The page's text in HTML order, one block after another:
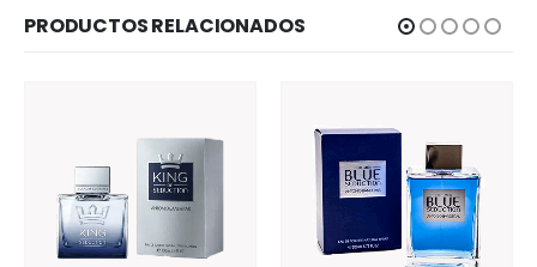
PRODUCTOS RELACIONADOS